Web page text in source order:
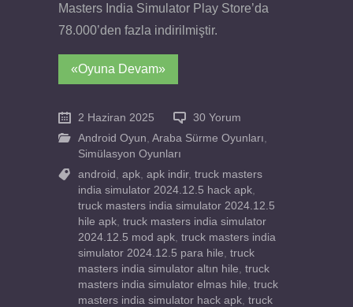
Masters India Simulator Play Store’da
78.000’den fazla indirilmiştir.
«Oyuna Devam»
2 Haziran 2025
30 Yorum
Android Oyun Araba Sürme Oyunları
Simülasyon Oyunları
android
apk apk indir, truck masters
india simulator 2024.12.5 hack apk
truck masters india simulator 2024.12.5
hile apk truck masters india simulator
2024.12.5 mod apk truck masters india
simulator 2024.12.5 para hile truck
masters india simulator altın hile truck
masters india simulator elmas hile truck
masters india simulator hack apk truck